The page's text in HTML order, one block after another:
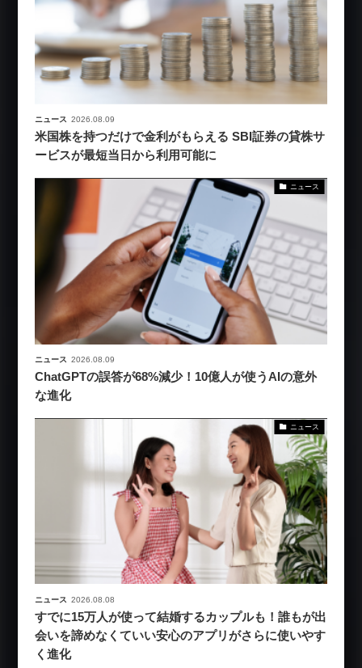
ニュース 2026.08.09
米国株を持つだけで金利がもらえる SBI証券の貸株サ
ービスが最短当日から利用可能に
ニュース
ニュース 2026.08.09
ChatGPTの誤答が68%減少！10億人が使うAIの意外
な進化
ニュース
ニュース 2026.08.08
すでに15万人が使って結婚するカップルも！誰もが出
会いを諦めなくていい安心のアプリがさらに使いやす
く進化